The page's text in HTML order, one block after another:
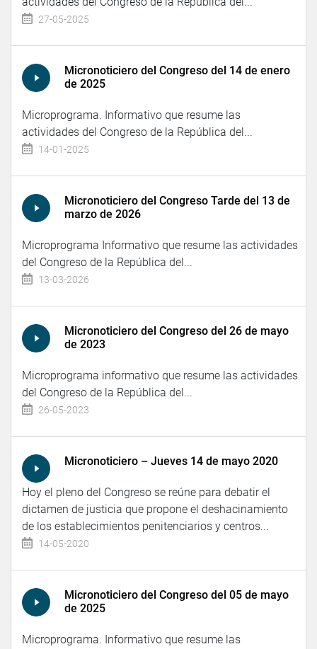
27-05-2025
Micronoticiero del Congreso del 14 de enero
de 2025
Microprograma. Informativo que resume las
actividades del Congreso de la República del...
14-01-2025
Micronoticiero del Congreso Tarde del 13 de
marzo de 2026
Microprograma Informativo que resume las actividades
del Congreso de la República del...
13-03-2026
Micronoticiero del Congreso del 26 de mayo
de 2023
Microprograma informativo que resume las actividades
del Congreso de la República del...
26-05-2023
Micronoticiero – Jueves 14 de mayo 2020
Hoy el pleno del Congreso se reúne para debatir el
dictamen de justicia que propone el deshacinamiento
de los establecimientos penitenciarios y centros...
14-05-2020
Micronoticiero del Congreso del 05 de mayo
de 2025
Microprograma. Informativo que resume las